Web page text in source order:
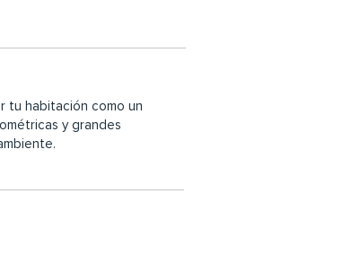
tu habitación como un
y grandes